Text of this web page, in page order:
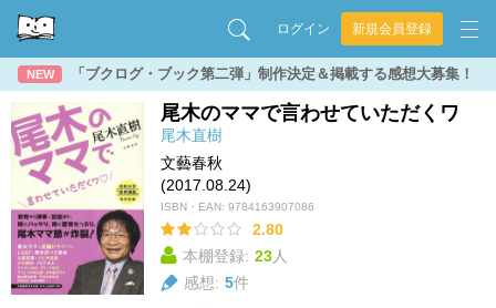
ログイン 新規会員登録
NEW 「ブクログ・ブック第二弾」制作決定＆掲載する感想大募集！
尾木のママで言わせていただくワ
尾木直樹
文藝春秋
(2017.08.24)
ISBN・EAN: 9784163907086
2.80
本棚登録: 23人
感想: 5件